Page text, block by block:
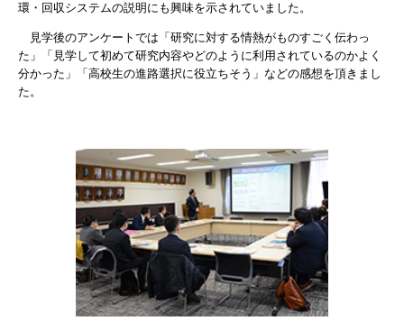
環・回収システムの説明にも興味を示されていました。
見学後のアンケートでは「研究に対する情熱がものすごく伝わっ
た」「見学して初めて研究内容やどのように利用されているのかよく
分かった」「高校生の進路選択に役立ちそう」などの感想を頂きまし
た。